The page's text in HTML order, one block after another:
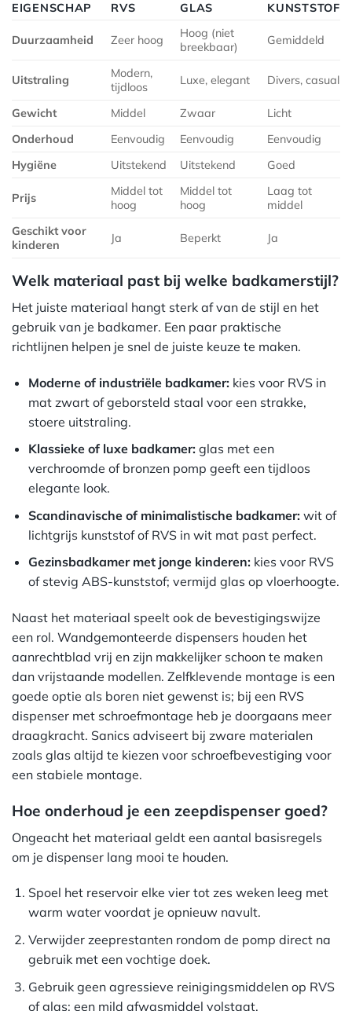
EIGENSCHAP RVS GLAS KUNSTSTOF
Duurzaamheid Zeer hoog
Hoog (niet
breekbaar)
Gemiddeld
Uitstraling
Modern,
tijdloos
Luxe, elegant Divers, casual
Gewicht Middel Zwaar
Licht
Onderhoud
Eenvoudig Eenvoudig
Eenvoudig
Hygiëne
Uitstekend Uitstekend Goed
Prijs
Middel tot
hoog
Middel tot
hoog
Laag tot
middel
Geschikt voor
kinderen
Ja Beperkt Ja
Welk materiaal past bij welke badkamerstijl?
Het juiste materiaal hangt sterk af van de stijl en het
gebruik van je badkamer. Een paar praktische
richtlijnen helpen je snel de juiste keuze te maken.
Moderne of industriële badkamer:kies voor RVS in
mat zwart of geborsteld staal voor een strakke,
stoere uitstraling.
Klassieke of luxe badkamer:glas met een
verchroomde of bronzen pomp geeft een tijdloos
elegante look.
Scandinavische of minimalistische badkamer:wit of
lichtgrijs kunststof of RVS in wit mat past perfect.
Gezinsbadkamer met jonge kinderen:kies voor RVS
of stevig ABS-kunststof; vermijd glas op vloerhoogte.
Naast het materiaal speelt ook de bevestigingswijze
een rol. Wandgemonteerde dispensers houden het
aanrechtblad vrij en zijn makkelijker schoon te maken
dan vrijstaande modellen. Zelfklevende montage is een
goede optie als boren niet gewenst is; bij een RVS
dispenser met schroefmontage heb je doorgaans meer
draagkracht. Sanics adviseert bij zware materialen
zoals glas altijd te kiezen voor schroefbevestiging voor
een stabiele montage.
Hoe onderhoud je een zeepdispenser goed?
Ongeacht het materiaal geldt een aantal basisregels
om je dispenser lang mooi te houden.
Spoel het reservoir elke vier tot zes weken leeg met
warm water voordat je opnieuw navult.
Verwijder zeeprestanten rondom de pomp direct na
gebruik met een vochtige doek.
Gebruik geen agressieve reinigingsmiddelen op RVS
of glas; een mild afwasmiddel volstaat.